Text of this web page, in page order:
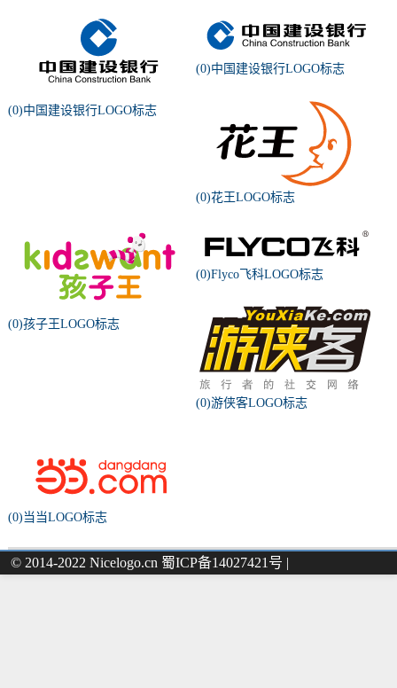
(0)中国建设银行LOGO标志
(0)中国建设银行LOGO标志
(0)花王LOGO标志
(0)孩子王LOGO标志
(0)Flyco飞科LOGO标志
(0)游侠客LOGO标志
(0)当当LOGO标志
© 2014-2022 Nicelogo.cn 蜀ICP备14027421号 |